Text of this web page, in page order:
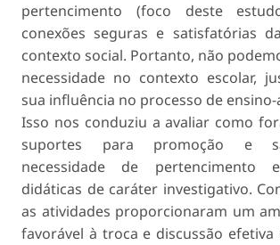
pertencimento (foco deste
conexões seguras e satisfatórias
contexto social. Portanto, não
necessidade no contexto escolar,
sua influência no processo de
Isso nos conduziu a avaliar como
suportes para promoção e
necessidade de pertencimento
didáticas de caráter investigativo.
as atividades proporcionaram um
favorável à troca e discussão efetiva